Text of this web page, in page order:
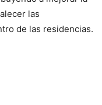
las
de las residencias.